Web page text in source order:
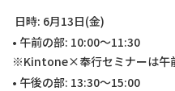
日時: 6月13日(金)
• 午前の部: 10:00～11:30
※Kintone×奉行セミナーは午
• 午後の部: 13:30～15:00